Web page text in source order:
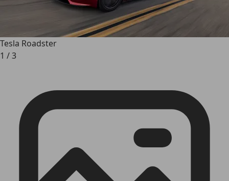
Tesla Roadster
1 /3